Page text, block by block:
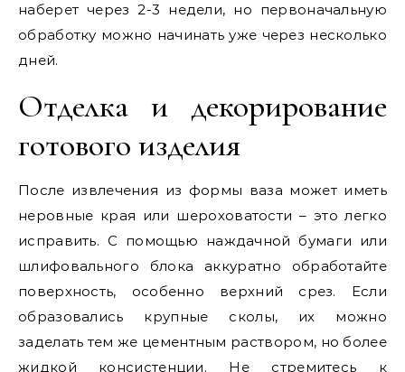
наберет через 2-3 недели, но первоначальную
обработку можно начинать уже через несколько
дней.
Отделка и декорирование
готового изделия
После извлечения из формы ваза может иметь
неровные края или шероховатости – это легко
исправить. С помощью наждачной бумаги или
шлифовального блока аккуратно обработайте
поверхность, особенно верхний срез. Если
образовались крупные сколы, их можно
заделать тем же цементным раствором, но более
жидкой консистенции. Не стремитесь к